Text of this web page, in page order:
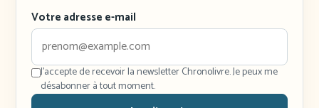
Votre adresse e-mail
J'accepte de recevoir la newsletter Chronolivre. Je peux me
désabonner à tout moment.